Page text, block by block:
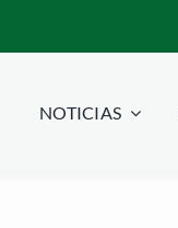
NOTICIAS